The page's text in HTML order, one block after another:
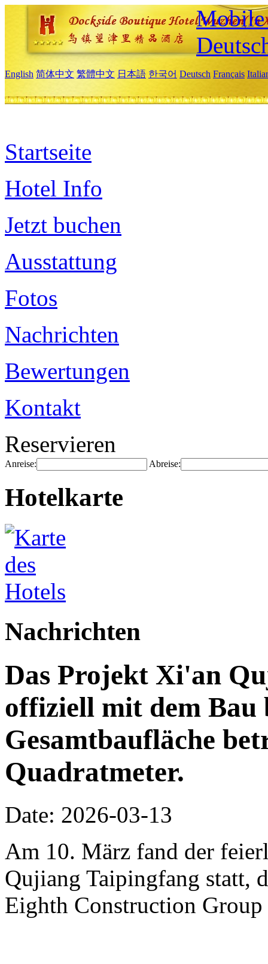
Mobile
English 简体中文 繁體中文 日本語 한국어 Deutsch Français
Startseite
Hotel Info
Jetzt buchen
Ausstattung
Fotos
Nachrichten
Bewertungen
Kontakt
Reservieren
Anreise: Abreise:
Hotelkarte
Nachrichten
Das Projekt Xi'an
offiziell mit dem Bau
Gesamtbaufläche
Quadratmeter.
Date: 2026-03-13
Am 10. März fand der
Qujiang Taipingfang statt,
Eighth Construction